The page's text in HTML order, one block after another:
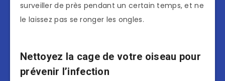
surveiller de près pendant un certain temps, et ne
le laissez pas se ronger les ongles.
Nettoyez la cage de votre oiseau pour
prévenir l’infection